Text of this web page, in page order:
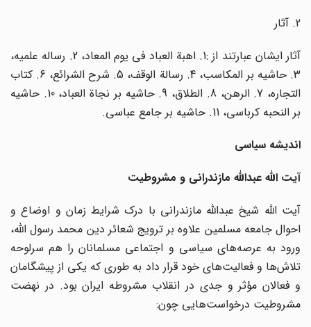
آثار ایشان عبارتند از :1. اهبة العباد فی یوم المعاد، 2. رساله علمیه،
3. حاشیه بر المکاسب، 4. رسالة الوقف، 5. شرح الشرائع، 6. کتاب
التجاره، 7. الرهن، 8. الطلاق، 9. حاشیه بر نجاة العباد، 10. حاشیه
بر النحبه کرباسی، 11. حاشیه بر جامع عباسی.
اندیشه سیاسی
آیت الله عبدالله مازندرانی و مشروطیت
آیت الله شیخ عبدالله مازندرانی با درک شرایط زمان و اوضاع و
احوال جامعه مسلمین علاوه بر ترویج شعائر دین محمد رسول الله،
ورود به عرصه‌های سیاسی و اجتماعی مسلمانان را هم سرلوحه
تلاش‌ها و فعالیت‌های خود قرار داد به طوری که یکی از پیشگامان
و فعالان مؤثر و جدی در انقلاب مشروطه ایران بود. در نهضت
مشروطیت درخواست‌هایی چون: